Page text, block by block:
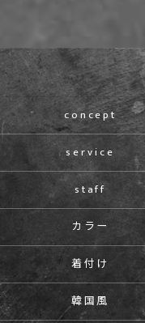
concept
service
staff
カラー
着付け
韓国風